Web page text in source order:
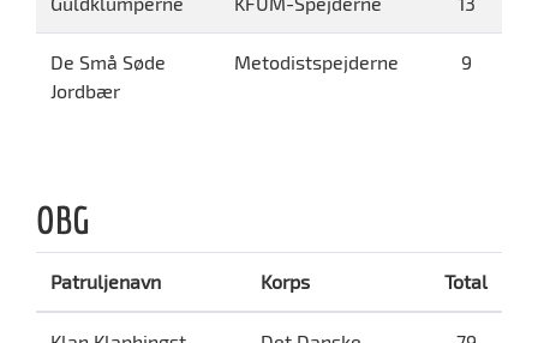
De Små Søde
Jordbær
Metodistspejderne 9
OBG
Patruljenavn Korps Total